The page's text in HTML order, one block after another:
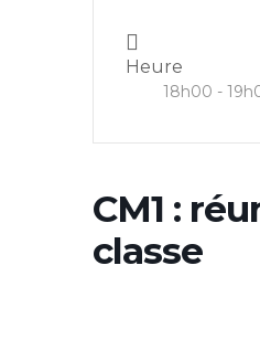
Heure
18h00 -
CM1 :
classe